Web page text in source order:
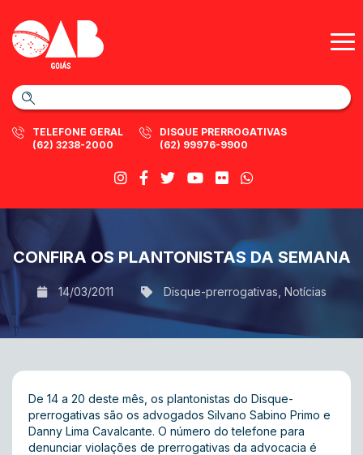
TELEFONE GERAL
(62) 3238-2000
DISQUE PRERROGATIVAS
(62) 99976-9900
CONFIRA OS PLANTONISTAS DA SEMANA
14/03/2011 Disque-prerrogativas Notícias
De 14 a 20 deste mês, os plantonistas do Disque-
prerrogativas são os advogados Silvano Sabino Primo e
Danny Lima Cavalcante. O número do telefone para
denunciar violações de prerrogativas da advocacia é